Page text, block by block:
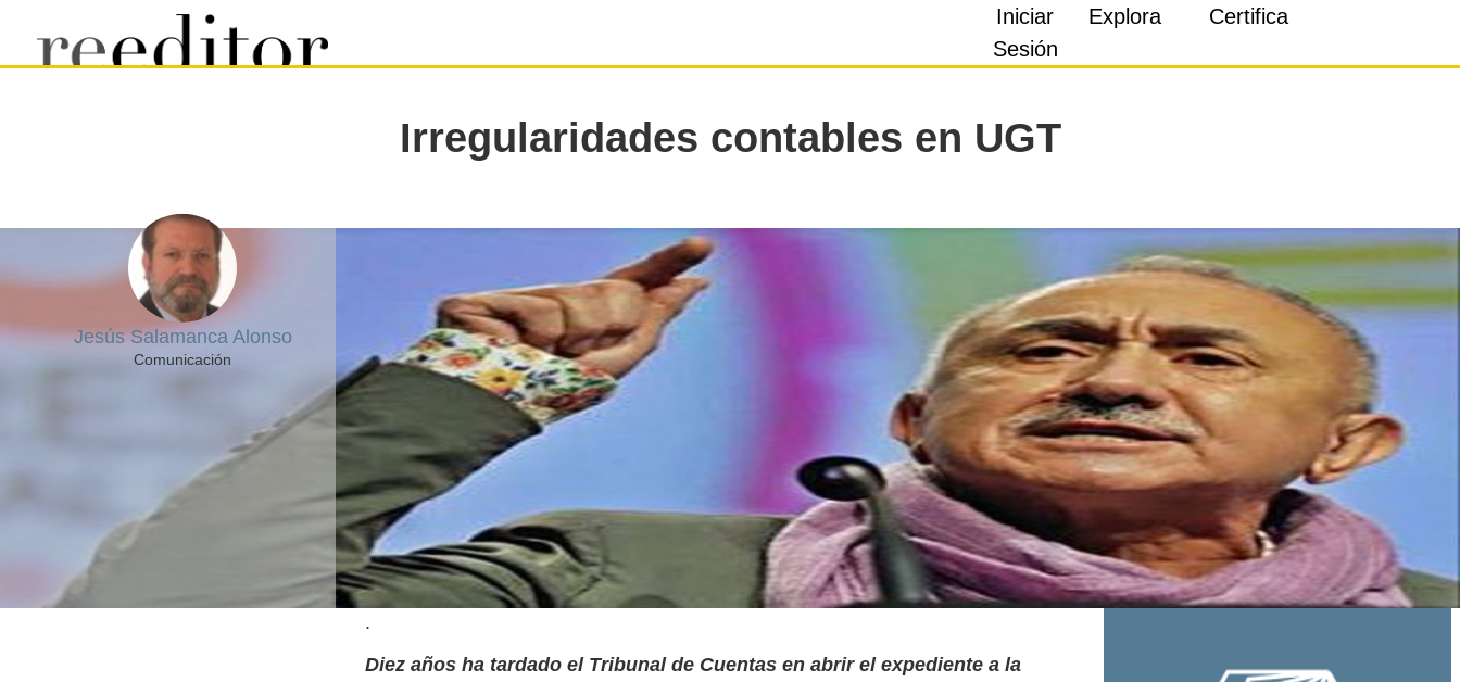
Iniciar
Sesión
Explora Certifica
Jesús Salamanca Alonso
Comunicación
Irregularidades contables en UGT
.
Diez años ha tardado el Tribunal de Cuentas en abrir el expediente a la